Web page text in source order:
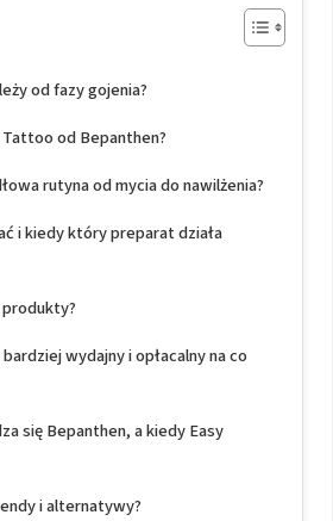
od fazy gojenia?
Tattoo od Bepanthen?
rutyna od mycia do nawilżenia?
i kiedy który preparat działa
wydajny i opłacalny na co
się Bepanthen, a kiedy Easy
i alternatywy?